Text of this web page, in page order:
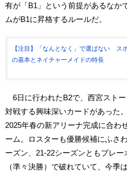
有が「B1」という前提があるなか
ムがB1に昇格するルールだ。
【注目】「なんとなく」で選ばない ス
の基本とネイチャーメイドの特長
6日に行われたB2で、西宮スト
対戦する興味深いカードがあった
2025年春の新アリーナ完成に合わ
ーム。ロスターも優勝候補にふさ
ーズン、21-22シーズンともプレ
（準々決勝）で破れていて、今季